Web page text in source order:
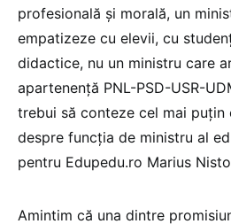
profesională și morală, un
empatizeze cu elevii, cu
didactice, nu un ministru care
apartenență PNL-PSD-USR-
trebui să conteze cel mai puțin
despre funcția de ministru al
pentru Edupedu.ro Marius
Amintim că una dintre